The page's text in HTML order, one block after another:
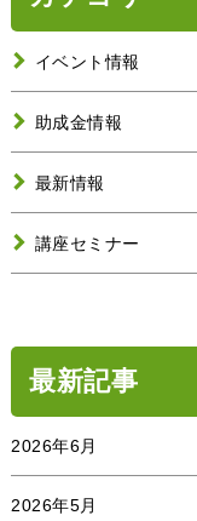
イベント情報
助成金情報
最新情報
講座セミナー
最新記事
2026年6月
2026年5月